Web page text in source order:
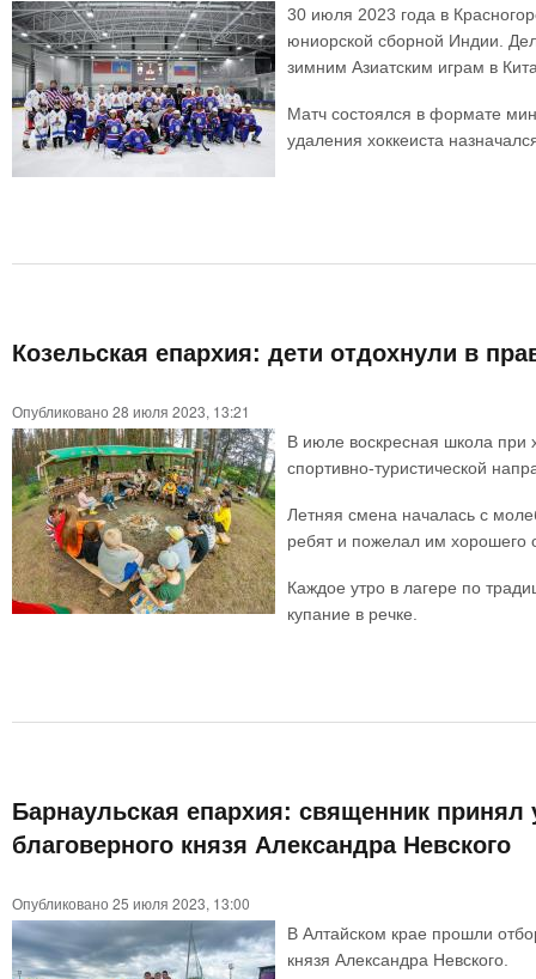
30 июля 2023 года в
юниорской сборной Индии.
зимним Азиатским играм в
Матч состоялся в формате
удаления хоккеиста
Козельская епархия: дети отдохнули в
Опубликовано 28 июля 2023, 13:21
В июле воскресная школа при
спортивно-туристической
Летняя смена началась с
ребят и пожелал им хорошего
Каждое утро в лагере по
купание в речке.
Барнаульская епархия: священник принял
благоверного князя Александра Невского
Опубликовано 25 июля 2023, 13:00
В Алтайском крае прошли
князя Александра Невского.